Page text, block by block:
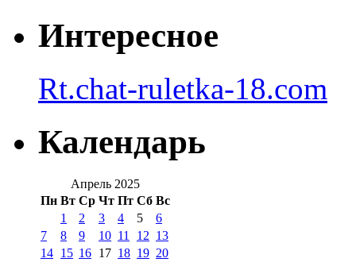
Интересное
Rt.chat-ruletka-18.com
Календарь
Апрель 2025
Пн Вт Ср Чт Пт Сб Вс
1 2 3 4 5
6
7
8 9 10 11 12 13
14 15 16 17 18 19 20